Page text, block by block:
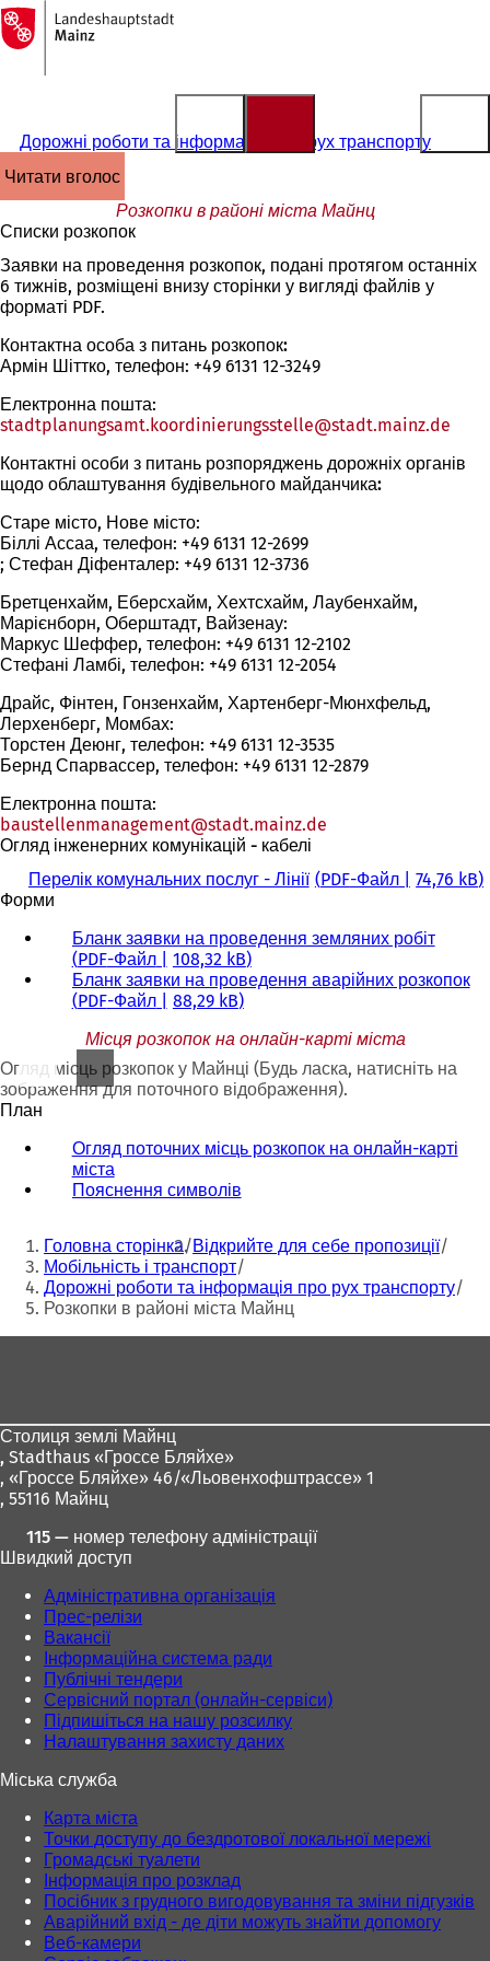
Перейти до змісту
На
головну
сторінку
Дорожні роботи та інформація про рух транспорту
читати вголос
Розкопки в районі міста Майнц
Списки розкопок
Заявки на проведення розкопок, подані протягом останніх
6 тижнів, розміщені внизу сторінки у вигляді файлів у
форматі PDF.
Контактна особа з питань розкопок:
Армін Шіттко, телефон: +49 6131 12-3249
Електронна пошта:
stadtplanungsamt.koordinierungsstelle
stadt.mainz de
Контактні особи з питань розпоряджень дорожніх органів
щодо облаштування будівельного майданчика:
Старе місто, Нове місто:
Біллі Ассаа, телефон: +49 6131 12-2699
; Стефан Діфенталер: +49 6131 12-3736
Бретценхайм, Еберсхайм, Хехтсхайм, Лаубенхайм,
Марієнборн, Оберштадт, Вайзенау:
Маркус Шеффер, телефон: +49 6131 12-2102
Стефані Ламбі, телефон: +49 6131 12-2054
Драйс, Фінтен, Гонзенхайм, Хартенберг-Мюнхфельд,
Лерхенберг, Момбах:
Торстен Деюнг, телефон: +49 6131 12-3535
Бернд Спарвассер, телефон: +49 6131 12-2879
Електронна пошта:
baustellenmanagement
stadt.mainz de
Огляд інженерних комунікацій - кабелі
Перелік комунальних послуг - Лінії PDF-Файл
74,76 kB
Форми
Бланк заявки на проведення земляних робіт
PDF-Файл
108,32 kB
Бланк заявки на проведення аварійних розкопок
PDF-Файл
88,29 kB
Місця розкопок на онлайн-карті міста
Огляд місць розкопок у Майнці (Будь ласка, натисніть на
зображення для поточного відображення).
План
Огляд поточних місць розкопок на онлайн-карті
міста
Пояснення символів
д
к
р
и
в
ь
в
в
в
а
д
ц
і
)
Ти
тут:
Головна сторінка Відкрийте для себе пропозиції
Мобільність і транспорт
Дорожні роботи та інформація про рух транспорту
Розкопки в районі міста Майнц
Столиця землі Майнц
, Stadthaus «Гроссе Бляйхе»
, «Гроссе Бляйхе» 46/«Льовенхофштрассе» 1
, 55116 Майнц
115 — номер телефону адміністрації
Швидкий доступ
Адміністративна організація
Прес-релізи
Вакансії
Інформаційна система ради
Публічні тендери
Сервісний портал (онлайн-сервіси)
Підпишіться на нашу розсилку
Налаштування захисту даних
Міська служба
Карта міста
Точки доступу до бездротової локальної мережі
Громадські туалети
Інформація про розклад
Посібник з грудного вигодовування та зміни підгузків
Аварійний вхід - де діти можуть знайти допомогу
Веб-камери